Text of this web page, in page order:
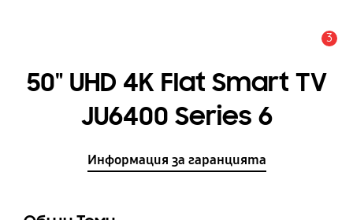
3
50" UHD 4K Flat Smart TV
JU6400 Series 6
Информация за гаранцията